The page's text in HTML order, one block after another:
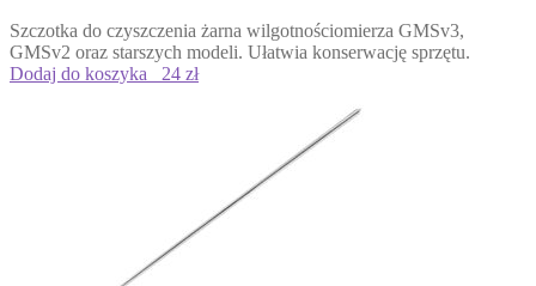
Szczotka do czyszczenia żarna wilgotnościomierza GMSv3,
GMSv2 oraz starszych modeli. Ułatwia konserwację sprzętu.
Dodaj do koszyka
24 zł